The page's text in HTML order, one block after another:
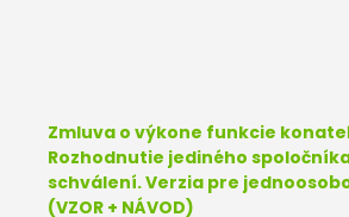
Zmluva o výkone funkcie
Rozhodnutie jediného
schválení. Verzia pre
(VZOR + NÁVOD)